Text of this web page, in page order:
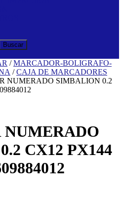
Buscar
/MARCADOR-BOLIGRAFO-
/CAJA DE MARCADORES
NUMERADO SIMBALION 0.2
CX12 PX144